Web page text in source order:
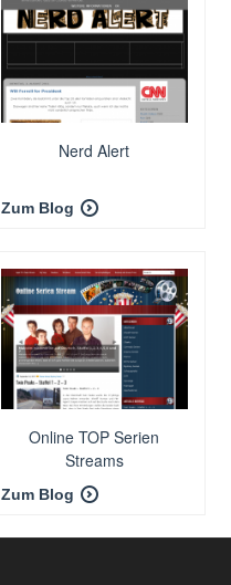
Nerd Alert
Zum Blog
Online TOP Serien
Streams
Zum Blog